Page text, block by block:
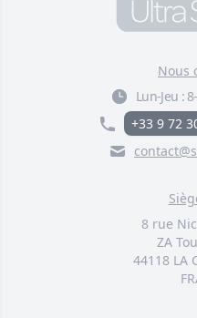
Nous
Lun-Jeu :
+33 9 72
8 rue
ZA
44118 LA